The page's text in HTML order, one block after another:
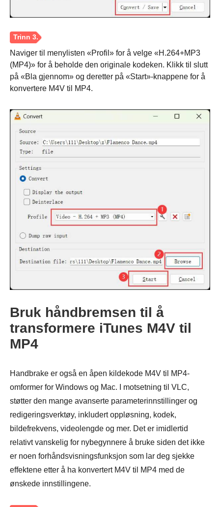
Steg 2.
Naviger til menylisten «Profil» for å velge «H.264+MP3
(MP4)» for å beholde den originale kodeken. Klikk til slutt
på «Bla gjennom» og deretter på «Start»-knappene for å
konvertere M4V til MP4.
Bruk håndbremsen til å
transformere iTunes M4V til
MP4
Handbrake er også en åpen kildekode M4V til MP4-
omformer for Windows og Mac. I motsetning til VLC,
støtter den mange avanserte parameterinnstillinger og
redigeringsverktøy, inkludert oppløsning, kodek,
bildefrekvens, videolengde og mer. Det er imidlertid
relativt vanskelig for nybegynnere å bruke siden det ikke
er noen forhåndsvisningsfunksjon som lar deg sjekke
effektene etter å ha konvertert M4V til MP4 med de
ønskede innstillingene.